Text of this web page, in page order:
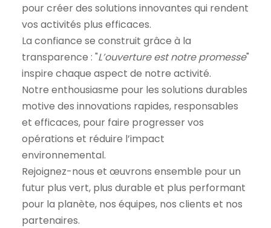
pour créer des solutions innovantes qui rendent
vos activités plus efficaces.
La confiance se construit grâce à la
transparence : "L’ouverture est notre promesse"
inspire chaque aspect de notre activité.
Notre enthousiasme pour les solutions durables
motive des innovations rapides, responsables
et efficaces, pour faire progresser vos
opérations et réduire l’impact
environnemental.
Rejoignez-nous et œuvrons ensemble pour un
futur plus vert, plus durable et plus performant
pour la planète, nos équipes, nos clients et nos
partenaires.